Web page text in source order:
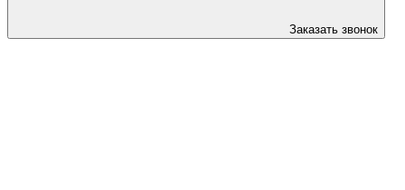
Заказать звонок